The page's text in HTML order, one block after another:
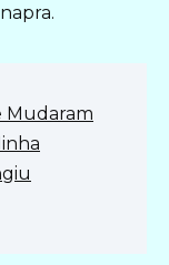
Mudaram